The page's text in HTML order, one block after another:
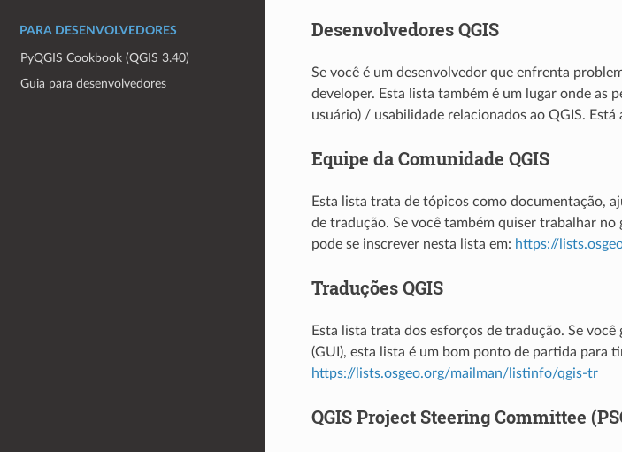
PARA DESENVOLVEDORES
PyQGIS Cookbook (QGIS 3.40)
Guia para desenvolvedores
Desenvolvedores QGIS
Se você é um desenvolvedor que enfrenta
developer. Esta lista também é um lugar onde as
usuário) / usabilidade relacionados ao QGIS. Está
Equipe da Comunidade QGIS
Esta lista trata de tópicos como documentação,
de tradução. Se você também quiser trabalhar
pode se inscrever nesta lista em: https://
Traduções QGIS
Esta lista trata dos esforços de tradução. Se
(GUI), esta lista é um bom ponto de partida para
https://lists.osgeo.org/mailman/listinfo/qgis-tr
QGIS Project Steering Committee